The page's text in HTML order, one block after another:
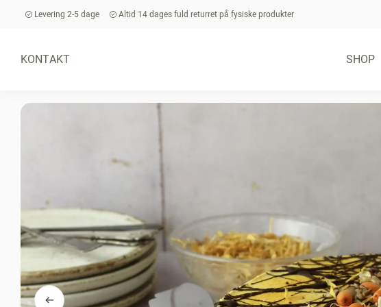
Levering 2-5 dage Altid 14 dages fuld returret på fysiske produkter
KONTAKT SHOP